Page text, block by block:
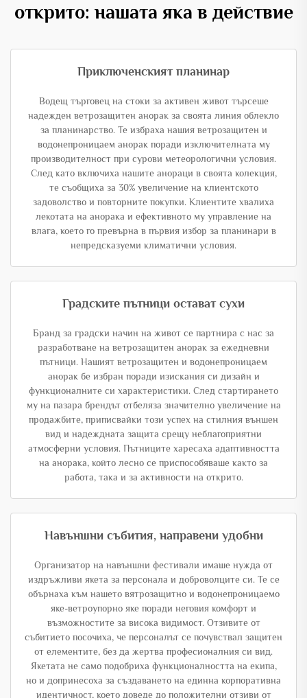
открито: нашата яка в действие
Приключенският планинар
Водещ търговец на стоки за активен живот търсеше
надежден ветрозащитен анорак за своята линия облекло
за планинарство. Те избраха нашия ветрозащитен и
водонепроницаем анорак поради изключителната му
производителност при сурови метеорологични условия.
След като включиха нашите анораци в своята колекция,
те съобщиха за 30% увеличение на клиентското
задоволство и повторните покупки. Клиентите хвалиха
лекотата на анорака и ефективното му управление на
влага, което го превърна в първия избор за планинари в
непредсказуеми климатични условия.
Градските пътници остават сухи
Бранд за градски начин на живот се партнира с нас за
разработване на ветрозащитен анорак за ежедневни
пътници. Нашият ветрозащитен и водонепроницаем
анорак бе избран поради изискания си дизайн и
функционалните си характеристики. След стартирането
му на пазара брендът отбеляза значително увеличение на
продажбите, приписвайки този успех на стилния външен
вид и надеждната защита срещу неблагоприятни
атмосферни условия. Пътниците харесаха адаптивността
на анорака, който лесно се приспособяваше както за
работа, така и за активности на открито.
Навъншни събития, направени удобни
Организатор на навъншни фестивали имаше нужда от
издръжливи якета за персонала и доброволците си. Те се
обърнаха към нашето вятрозащитно и водонепроницаемо
яке-ветроупорно яке поради неговия комфорт и
възможностите за висока видимост. Отзивите от
събитието посочиха, че персоналът се почувствал защитен
от елементите, без да жертва професионалния си вид.
Якетата не само подобриха функционалността на екипа,
но и допринесоха за създаването на единна корпоративна
идентичност, което доведе до положителни отзиви от